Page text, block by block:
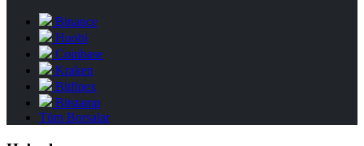
Binance
Huobi
Coinbase
Kraken
Bitfinex
Bitstamp
Tüm Borsalar